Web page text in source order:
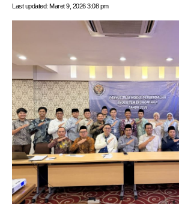
Last updated: Maret 9, 2026 3:08 pm